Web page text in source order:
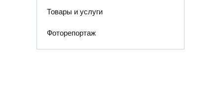
Товары и услуги
Фоторепортаж